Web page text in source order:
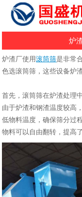
炉
炉渣厂使用滚筒筛是非常
色选滚筒筛，这些设备炉
首先，滚筒筛在炉渣处理
由于炉渣和钢渣温度较高
低物料温度，确保筛分过
物料可以自由翻转，提高